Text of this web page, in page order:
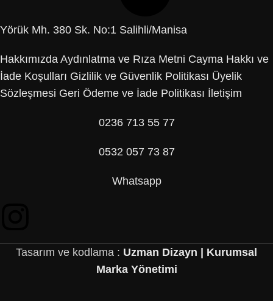
Yörük Mh. 380 Sk. No:1 Salihli/Manisa
Hakkımızda Aydınlatma ve Rıza Metni Cayma Hakkı ve
İade Koşulları Gizlilik ve Güvenlik Politikası Üyelik
Sözleşmesi Geri Ödeme ve İade Politikası İletişim
0236 713 55 77
0532 057 73 87
Whatsapp
Tasarım ve kodlama : Uzman Dizayn | Kurumsal
Marka Yönetimi